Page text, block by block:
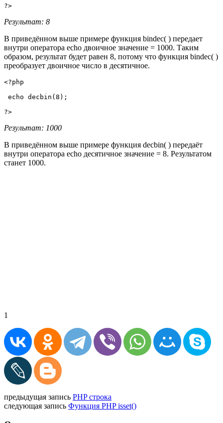
?>
Результат: 8
В приведённом выше примере функция bindec( ) передает
внутри оператора echo двоичное значение = 1000. Таким
образом, результат будет равен 8, потому что функция bindec( )
преобразует двоичное число в десятичное.
<?php
echo decbin(8);
?>
Результат: 1000
В приведённом выше примере функция decbin( ) передаёт
внутри оператора echo десятичное значение = 8. Результатом
станет 1000.
1
предыдущая запись PHP строка
следующая запись Функция PHP isset()